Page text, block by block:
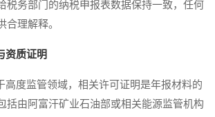
税务部门的纳税申报表数据保持一致，任何
合理解释。
资质证明
度监管领域，相关许可证明是年报材料的
括由阿富汗矿业石油部或相关能源监管机构